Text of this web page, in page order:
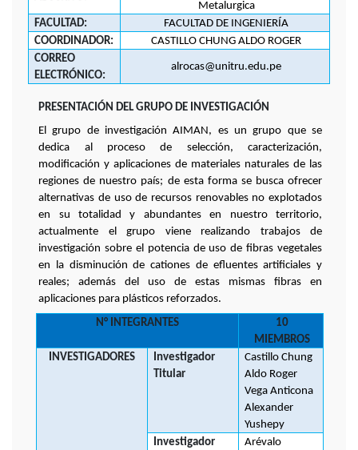
Metalurgica
FACULTAD:
FACULTAD DE INGENIERÍA
COORDINADOR:
CASTILLO CHUNG ALDO ROGER
CORREO
ELECTRÓNICO:
alrocas@unitru.edu.pe
PRESENTACIÓN DEL GRUPO DE INVESTIGACIÓN
El grupo de investigación AIMAN, es un grupo que se
dedica al proceso de selección, caracterización,
modificación y aplicaciones de materiales naturales de las
regiones de nuestro país; de esta forma se busca ofrecer
alternativas de uso de recursos renovables no explotados
en su totalidad y abundantes en nuestro territorio,
actualmente el grupo viene realizando trabajos de
investigación sobre el potencia de uso de fibras vegetales
en la disminución de cationes de efluentes artificiales y
reales; además del uso de estas mismas fibras en
aplicaciones para plásticos reforzados.
N° INTEGRANTES
10
MIEMBROS
INVESTIGADORES
Investigador
Titular
Castillo Chung
Aldo Roger
Vega Anticona
Alexander
Yushepy
Investigador
Arévalo